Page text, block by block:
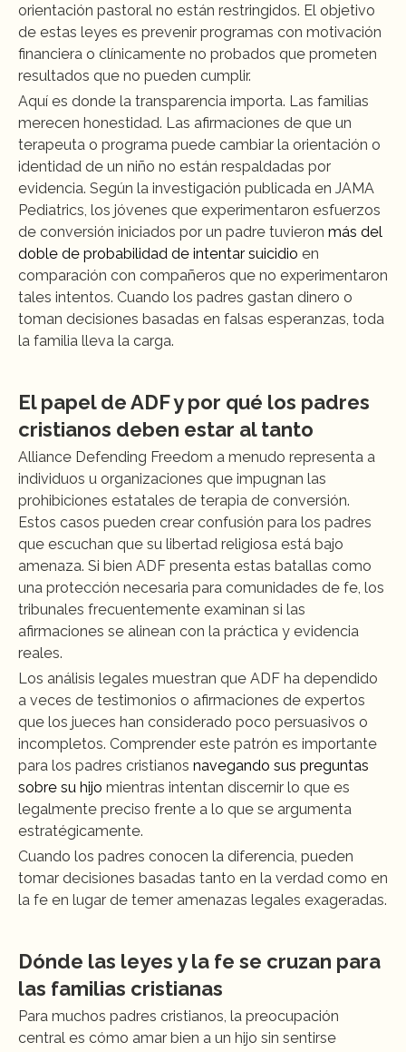
orientación pastoral no están restringidos. El objetivo
de estas leyes es prevenir programas con motivación
financiera o clínicamente no probados que prometen
resultados que no pueden cumplir.
Aquí es donde la transparencia importa. Las familias
merecen honestidad. Las afirmaciones de que un
terapeuta o programa puede cambiar la orientación o
identidad de un niño no están respaldadas por
evidencia. Según la investigación publicada en JAMA
Pediatrics, los jóvenes que experimentaron esfuerzos
de conversión iniciados por un padre tuvieron más del
doble de probabilidad de intentar suicidio en
comparación con compañeros que no experimentaron
tales intentos. Cuando los padres gastan dinero o
toman decisiones basadas en falsas esperanzas, toda
la familia lleva la carga.
El papel de ADF y por qué los padres
cristianos deben estar al tanto
Alliance Defending Freedom a menudo representa a
individuos u organizaciones que impugnan las
prohibiciones estatales de terapia de conversión.
Estos casos pueden crear confusión para los padres
que escuchan que su libertad religiosa está bajo
amenaza. Si bien ADF presenta estas batallas como
una protección necesaria para comunidades de fe, los
tribunales frecuentemente examinan si las
afirmaciones se alinean con la práctica y evidencia
reales.
Los análisis legales muestran que ADF ha dependido
a veces de testimonios o afirmaciones de expertos
que los jueces han considerado poco persuasivos o
incompletos. Comprender este patrón es importante
para los padres cristianos navegando sus preguntas
sobre su hijo mientras intentan discernir lo que es
legalmente preciso frente a lo que se argumenta
estratégicamente.
Cuando los padres conocen la diferencia, pueden
tomar decisiones basadas tanto en la verdad como en
la fe en lugar de temer amenazas legales exageradas.
Dónde las leyes y la fe se cruzan para
las familias cristianas
Para muchos padres cristianos, la preocupación
central es cómo amar bien a un hijo sin sentirse